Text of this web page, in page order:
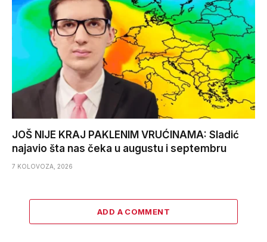
JOŠ NIJE KRAJ PAKLENIM VRUĆINAMA: Sladić
najavio šta nas čeka u augustu i septembru
7 KOLOVOZA, 2026
ADD A COMMENT